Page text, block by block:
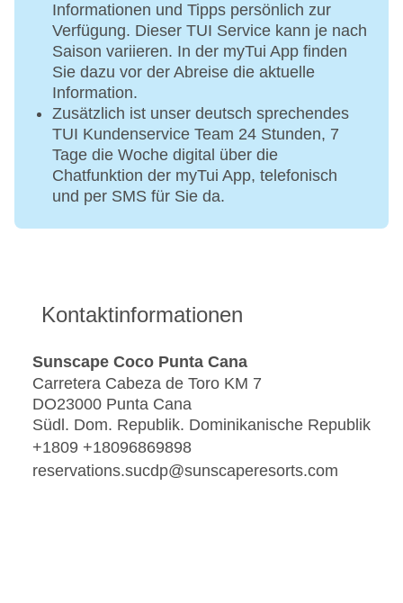
Informationen und Tipps persönlich zur
Verfügung. Dieser TUI Service kann je nach
Saison variieren. In der myTui App finden
Sie dazu vor der Abreise die aktuelle
Information.
Zusätzlich ist unser deutsch sprechendes
TUI Kundenservice Team 24 Stunden, 7
Tage die Woche digital über die
Chatfunktion der myTui App, telefonisch
und per SMS für Sie da.
Kontaktinformationen
Sunscape Coco Punta Cana
Carretera Cabeza de Toro KM 7
DO23000 Punta Cana
Südl. Dom. Republik. Dominikanische Republik
+1809 +18096869898
reservations.sucdp@sunscaperesorts.com